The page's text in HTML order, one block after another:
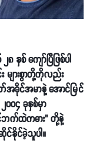
စ် ကျော်ပြီဖြစ်ပါ
များစွာတို့ကိုလည်း
ခိုင်အမာနဲ့ အောင်မြင်
၀၄ ခုနှစ်မှာ
င်ဘက်ထဲကဓား" တို့နဲ့
နိုင်ခဲ့သူပါ။